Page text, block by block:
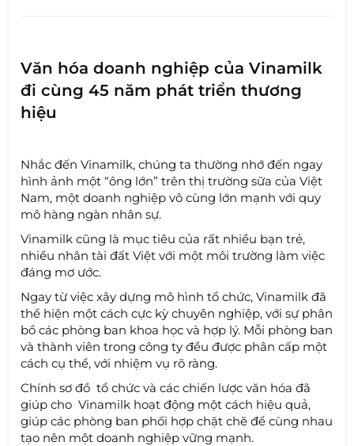
Văn hóa doanh nghiệp của Vinamilk
đi cùng 45 năm phát triển thương
hiệu
Nhắc đến Vinamilk, chúng ta thường nhớ đến ngay
hình ảnh một “ông lớn” trên thị trường sữa của Việt
Nam, một doanh nghiệp vô cùng lớn mạnh với quy
mô hàng ngàn nhân sự.
Vinamilk cũng là mục tiêu của rất nhiều bạn trẻ,
nhiều nhân tài đất Việt với một môi trường làm việc
đáng mơ ước.
Ngay từ việc xây dựng mô hình tổ chức, Vinamilk đã
thể hiện một cách cực kỳ chuyên nghiệp, với sự phân
bổ các phòng ban khoa học và hợp lý. Mỗi phòng ban
và thành viên trong công ty đều được phân cấp một
cách cụ thể, với nhiệm vụ rõ ràng.
Chính sơ đồ tổ chức và các chiến lược văn hóa đã
giúp cho Vinamilk hoạt động một cách hiệu quả,
giúp các phòng ban phối hợp chặt chẽ để cùng nhau
tạo nên một doanh nghiệp vững mạnh.